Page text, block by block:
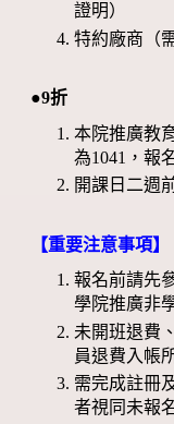
證明）
特約廠商（
●9折
本院推廣教
為1041，報
開課日二週
【重要注意事項】
報名前請先
學院推廣非
未開班退費
員退費入帳
需完成註冊
者視同未報